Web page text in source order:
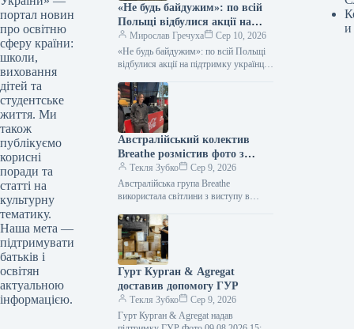
портал новин
про освітню
сферу країни:
школи,
виховання
дітей та
студентське
життя. Ми
також
публікуємо
корисні
поради та
статті на
культурну
тематику.
Наша мета —
підтримувати
батьків і
освітян
актуальною
інформацією.
«Не будь байдужим»: по всій
Польщі відбулися акції на
підтримку українців
Мирослав Гречуха
Сер 10, 2026
«Не будь байдужим»: по всій Польщі
відбулися акції на підтримку українців
містах Польщі під гаслом…
Австралійський колектив
Breathe розмістив фото з
київського виступу на
обкладинці платівки
Текля Зубко
Сер 9, 2026
Австралійська група Breathe
використала світлини з виступу в
09.08.2026 16:40 Укрінформ
Австралійський гурт Breathe зробив
обкладинкою…
Гурт Курган & Agregat
доставив допомогу ГУР
Текля Зубко
Сер 9, 2026
Гурт Курган & Agregat надав
и